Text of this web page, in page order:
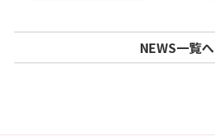
NEWS一覧へ